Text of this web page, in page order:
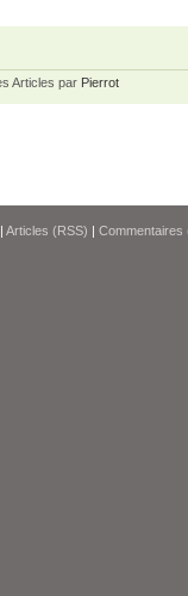
Articles par Pierrot
| Articles (RSS) | Commentaires